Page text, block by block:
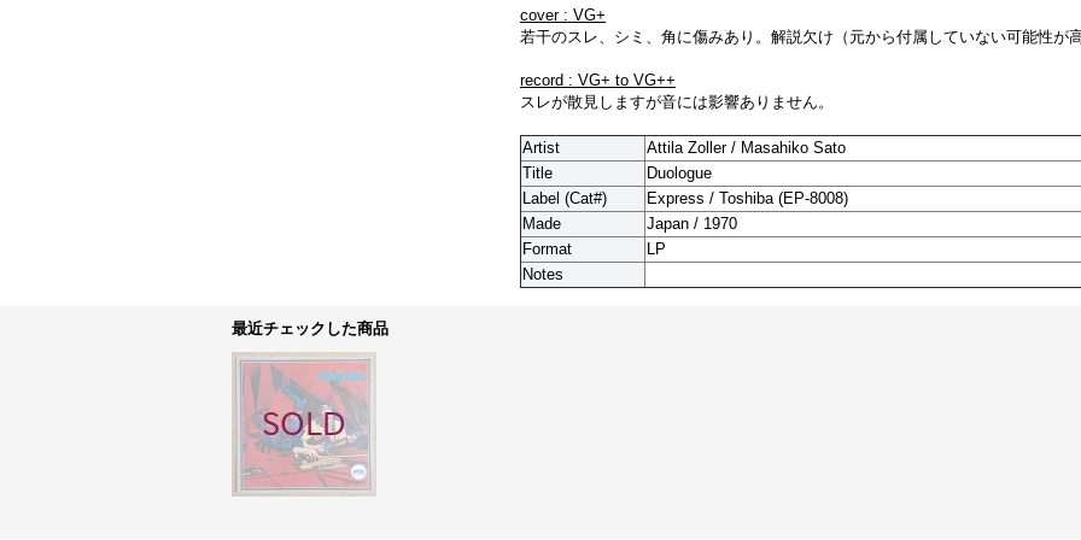
cover : VG+
若干のスレ、シミ、角に傷みあり。解説欠け（元から付属していない可能性が
record : VG+ to VG++
スレが散見しますが音には影響ありません。
Artist
Attila Zoller / Masahiko Sato
Title
Duologue
Label (Cat#)
Express / Toshiba (EP-8008)
Made
Japan / 1970
Format
LP
Notes
最近チェックした商品